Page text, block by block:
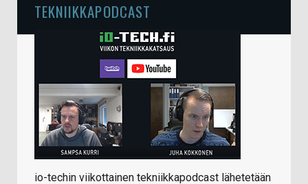
TEKNIIKKAPODCAST
io-techin viikottainen tekniikkapodcast lähetetään